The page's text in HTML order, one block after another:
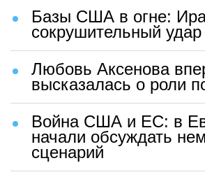
Базы США в огне:
сокрушительный
Любовь Аксенова
высказалась о роли
Война США и ЕС: в
начали обсуждать
сценарий